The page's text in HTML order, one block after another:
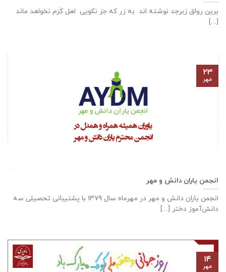
برین رواق زبرجد نوشته اند به زر که جز نکویی اهل کَرَم نخواهد ماند
[...]
انجمن یاران دانش و مهر
انجمن یاران دانش و مهر در مهرماه سال ۱۳۷۹ با پشتیبانی تحصیلی سه
دانش‌آموز دختر [...]
۲۳
مهر
۱۴
مهر